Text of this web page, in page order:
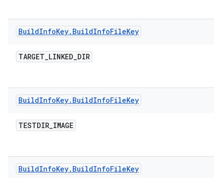
BuildInfoKey. BuildInfoFileKey
TARGET_LINKED_DIR
BuildInfoKey. BuildInfoFileKey
TESTDIR_IMAGE
BuildInfoKey. BuildInfoFileKey